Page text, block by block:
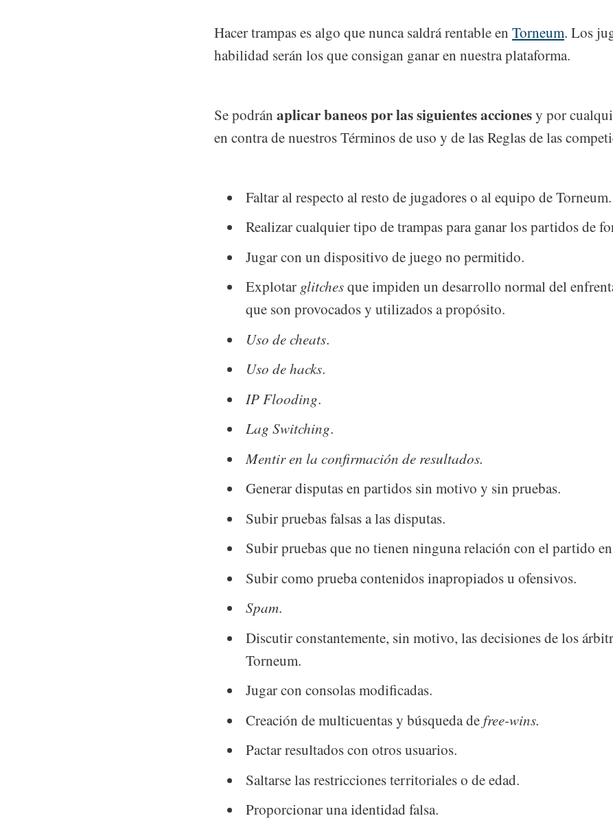
Hacer trampas es algo que nunca saldrá rentable en Torneum. Los
habilidad serán los que consigan ganar en nuestra plataforma.
Se podrán aplicar baneos por las siguientes accionesy por
en contra de nuestros Términos de uso y de las Reglas de las
Faltar al respecto al resto de jugadores o al equipo de Torneum.
Realizar cualquier tipo de trampas para ganar los partidos de
Jugar con un dispositivo de juego no permitido.
Explotar glitchesque impiden un desarrollo normal del
que son provocados y utilizados a propósito.
Uso de cheats.
Uso de hacks.
IP Flooding.
Lag Switching.
Mentir en la confirmación de resultados.
Generar disputas en partidos sin motivo y sin pruebas.
Subir pruebas falsas a las disputas.
Subir pruebas que no tienen ninguna relación con el partido
Subir como prueba contenidos inapropiados u ofensivos.
Spam.
Discutir constantemente, sin motivo, las decisiones de los
Torneum.
Jugar con consolas modificadas.
Creación de multicuentas y búsqueda defree-wins.
Pactar resultados con otros usuarios.
Saltarse las restricciones territoriales o de edad.
Proporcionar una identidad falsa.